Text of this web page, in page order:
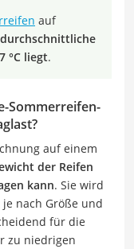
auf
durchschnittliche
°C liegt.
Sommerreifen-
auf einem
der Reifen
kann. Sie wird
nach Größe und
für die
zu niedrigen